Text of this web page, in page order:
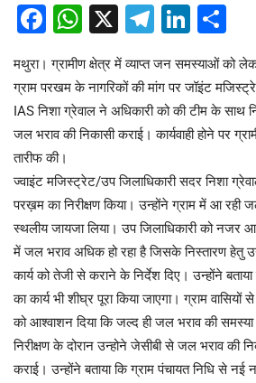
Facebook
WhatsApp
X Telegram
मथुरा। ग्रामीण क्षेत्र में व्याप्त जन समस्याओं को
ग्राम परखम के नागरिकों की मांग पर जॉइंट
IAS निशा ग्रेवाल ने अधिकारी को की टीम के साथ
जल भराव की निकासी कराई। कार्यवाही होने पर
तारीफ की।
ज्वाइंट मजिस्ट्रेट/उप जिलाधिकारी सदर निशा
परख़म का निरीक्षण किया। उन्होंने ग्राम में आ रही
स्थलीय जायजा लिया। उप जिलाधिकारी को नजर
में जल भराव अधिक हो रहा है जिसके निस्तारण हेतु
कार्य को तेजी से कराने के निर्देश दिए। उन्होंने
का कार्य भी शीघ्र पूरा किया जाएगा। ग्राम वासियों
को आश्वाशन दिया कि जल्द ही जल भराव की समस्या
निरीक्षण के दोरान उन्होने जेसीबी से जल भराव की
कराई। उन्होंने बताया कि ग्राम पंचायत निधि से नई